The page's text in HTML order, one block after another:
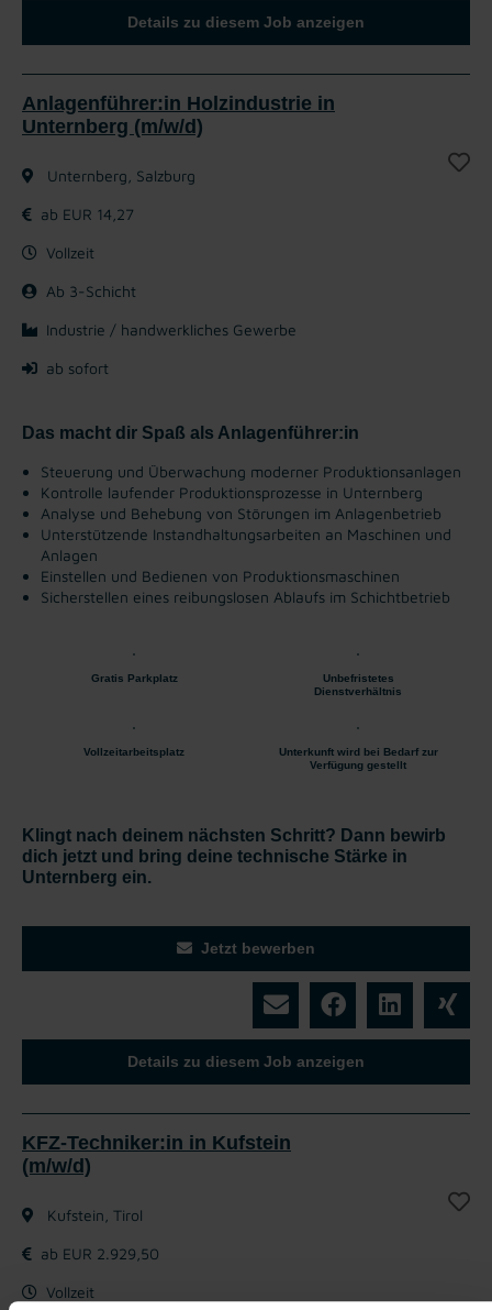
Details zu diesem Job anzeigen
Anlagenführer:in Holzindustrie in
Unternberg (m/w/d)
Unternberg, Salzburg
ab EUR 14,27
Vollzeit
Ab 3-Schicht
Industrie / handwerkliches Gewerbe
ab sofort
Das macht dir Spaß als Anlagenführer:in
Steuerung und Überwachung moderner Produktionsanlagen
Kontrolle laufender Produktionsprozesse in Unternberg
Analyse und Behebung von Störungen im Anlagenbetrieb
Unterstützende Instandhaltungsarbeiten an Maschinen und
Anlagen
Einstellen und Bedienen von Produktionsmaschinen
Sicherstellen eines reibungslosen Ablaufs im Schichtbetrieb
Gratis Parkplatz
Unbefristetes
Dienstverhältnis
Vollzeitarbeitsplatz
Unterkunft wird bei Bedarf zur
Verfügung gestellt
Klingt nach deinem nächsten Schritt? Dann bewirb
dich jetzt und bring deine technische Stärke in
Unternberg ein.
Jetzt bewerben
Details zu diesem Job anzeigen
KFZ-Techniker:in in Kufstein
(m/w/d)
Kufstein, Tirol
ab EUR 2.929,50
Vollzeit